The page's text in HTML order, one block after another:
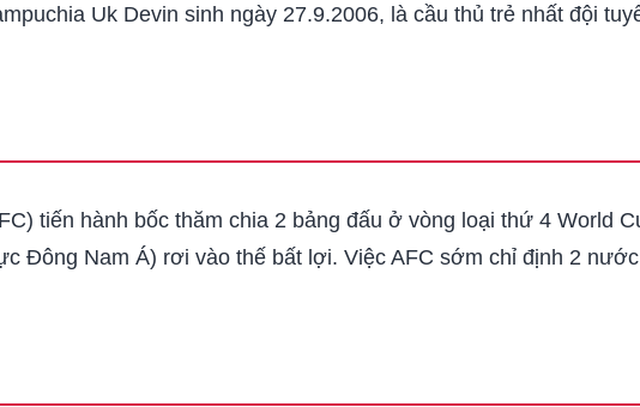
Uk Devin sinh ngày 27.9.2006, là cầu thủ trẻ nhất đội
tiến hành bốc thăm chia 2 bảng đấu ở vòng loại thứ 4 World
Đông Nam Á) rơi vào thế bất lợi. Việc AFC sớm chỉ định 2